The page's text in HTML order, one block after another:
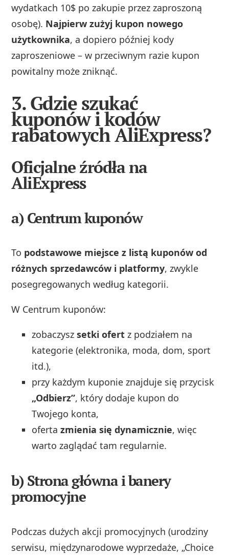
wydatkach 10$ po zakupie przez zaproszoną
osobę). Najpierw zużyj kupon nowego
użytkownika, a dopiero później kody
zaproszeniowe – w przeciwnym razie kupon
powitalny może zniknąć.
3. Gdzie szukać
kuponów i kodów
rabatowych AliExpress?
Oficjalne źródła na
AliExpress
a) Centrum kuponów
To podstawowe miejsce z listą kuponów od
różnych sprzedawców i platformy, zwykle
posegregowanych według kategorii.
W Centrum kuponów:
zobaczyszsetki ofert z podziałem na
kategorie (elektronika, moda, dom, sport
itd.),
przy każdym kuponie znajduje się przycisk
„Odbierz”, który dodaje kupon do
Twojego konta,
ofertazmienia się dynamicznie, więc
warto zaglądać tam regularnie.
b) Strona główna i banery
promocyjne
Podczas dużych akcji promocyjnych (urodziny
serwisu, międzynarodowe wyprzedaże, „Choice